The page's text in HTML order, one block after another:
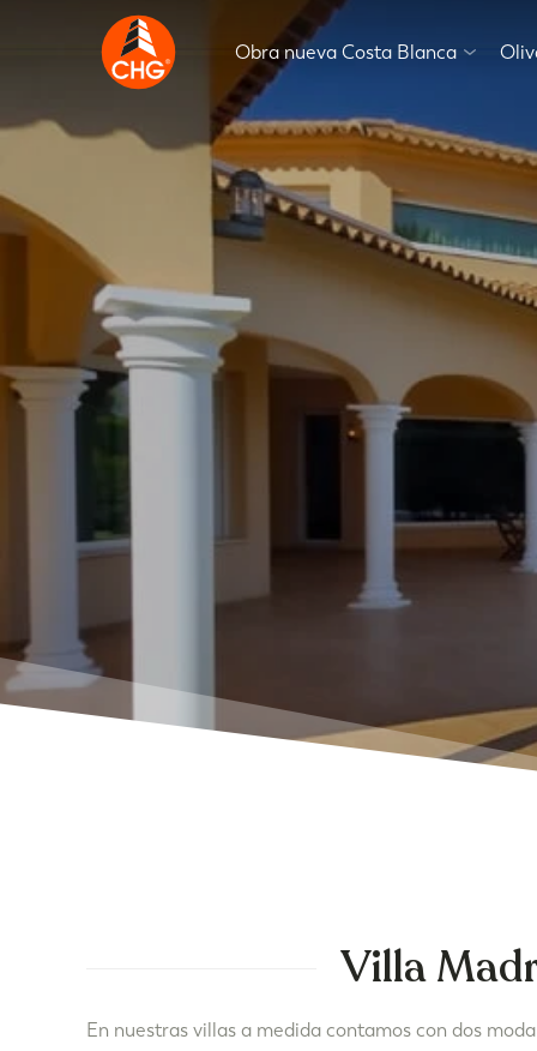
Obra nueva Costa Blanca
Villa
En nuestras villas a medida contamos con dos